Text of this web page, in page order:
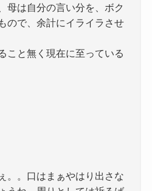
母は自分の言い分を、ボク
ので、余計にイライラさせ
こと無く現在に至っている
。。口はまぁやはり出さな